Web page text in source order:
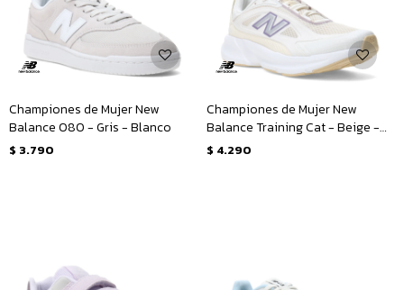
Championes de Mujer New
Balance 080 - Gris - Blanco
$ 3.790
Championes de Mujer New
Balance Training Cat - Beige -
Blanco
$ 4.290